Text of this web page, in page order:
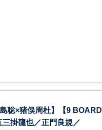
聡×猪俣周杜】【9 BOARD
掛龍也／正門良規／